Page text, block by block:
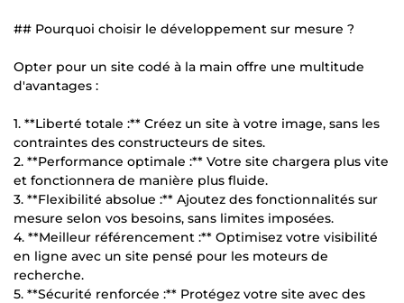
## Pourquoi choisir le développement sur mesure ?
Opter pour un site codé à la main offre une multitude
d'avantages :
1. **Liberté totale :** Créez un site à votre image, sans les
contraintes des constructeurs de sites.
2. **Performance optimale :** Votre site chargera plus vite
et fonctionnera de manière plus fluide.
3. **Flexibilité absolue :** Ajoutez des fonctionnalités sur
mesure selon vos besoins, sans limites imposées.
4. **Meilleur référencement :** Optimisez votre visibilité
en ligne avec un site pensé pour les moteurs de
recherche.
5. **Sécurité renforcée :** Protégez votre site avec des